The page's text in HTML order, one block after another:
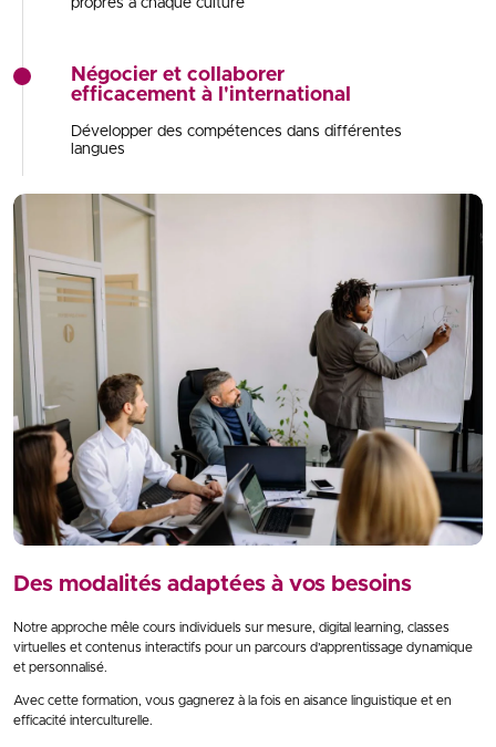
propres à chaque culture
Négocier et collaborer
efficacement à l'international
Développer des compétences dans différentes
langues
Des modalités adaptées à vos besoins
Notre approche mêle cours individuels sur mesure, digital learning, classes
virtuelles et contenus interactifs pour un parcours d’apprentissage dynamique
et personnalisé.
Avec cette formation, vous gagnerez à la fois en aisance linguistique et en
efficacité interculturelle.